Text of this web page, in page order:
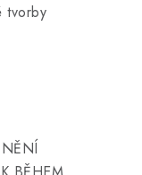
tvorby